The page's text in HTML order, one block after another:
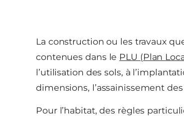
La construction ou les travaux
contenues dans le PLU (Plan
l’utilisation des sols, à
dimensions, l’assainissement
Pour l’habitat, des règles